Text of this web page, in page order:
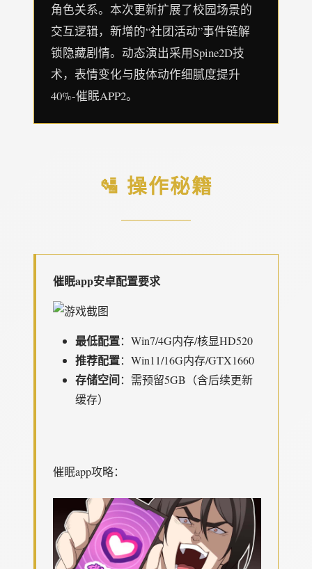
角色关系。本次更新扩展了校园场景的
交互逻辑，新增的“社团活动”事件链解
锁隐藏剧情。动态演出采用Spine2D技
术，表情变化与肢体动作细腻度提升
40%-催眠APP2。
🛂 操作秘籍
催眠app安卓配置要求
​最低配置​​：Win7/4G内存/核显HD520
​推荐配置​​：Win11/16G内存/GTX1660
​存储空间​​：需预留5GB（含后续更新
缓存）
催眠app攻略：